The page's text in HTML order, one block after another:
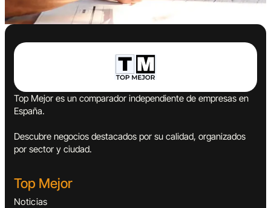
Top Mejor es un comparador independiente de empresas en
España.
Descubre negocios destacados por su calidad, organizados
por sector y ciudad.
Top Mejor
Noticias